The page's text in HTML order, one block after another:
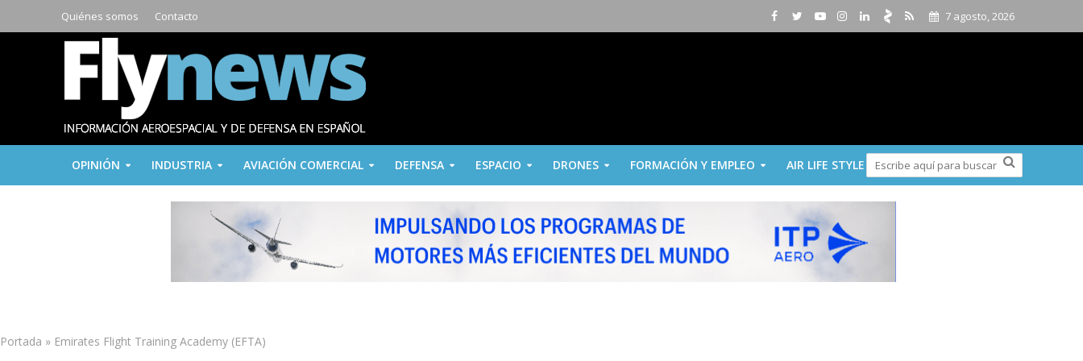
Quiénes somos Contacto 7 agosto, 2026
OPINIÓN INDUSTRIA AVIACIÓN COMERCIAL DEFENSA ESPACIO DRONES FORMACIÓN Y EMPLEO AIR LIFE STYLE
Portada » Emirates Flight Training Academy (EFTA)